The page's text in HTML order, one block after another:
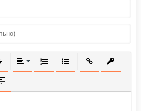
ВЫРАВНИВАНИЕ
НУМЕРОВАННЫЙ СПИСОК
МАРКИРОВАННЫЙ
ВСТАВИТЬ
ТЕКСТА
ЦИТАТЫСПОЙЛЕРА